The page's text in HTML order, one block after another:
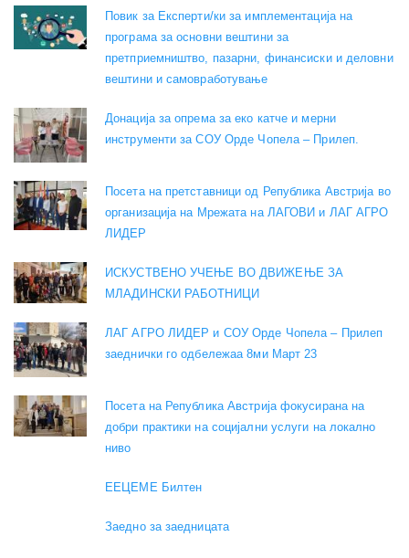
Повик за Експерти/ки за имплементација на
програма за основни вештини за
претприемништво, пазарни, финансиски и деловни
вештини и самовработување
Донација за опрема за еко катче и мерни
инструменти за СОУ Орде Чопела – Прилеп.
Посета на претставници од Република Австрија во
организација на Мрежата на ЛАГОВИ и ЛАГ АГРО
ЛИДЕР
ИСКУСТВЕНО УЧЕЊЕ ВО ДВИЖЕЊЕ ЗА
МЛАДИНСКИ РАБОТНИЦИ
ЛАГ АГРО ЛИДЕР и СОУ Орде Чопела – Прилеп
заеднички го одбележаа 8ми Март 23
Посета на Република Австрија фокусирана на
добри практики на социјални услуги на локално
ниво
EEЦЕМЕ Билтен
Заедно за заедницата